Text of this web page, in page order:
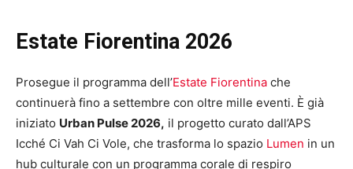
Estate Fiorentina 2026
Prosegue il programma dell’Estate Fiorentina che
continuerà fino a settembre con oltre mille eventi. È già
iniziato Urban Pulse 2026, il progetto curato dall’APS
Icché Ci Vah Ci Vole, che trasforma lo spazio Lumen in un
hub culturale con un programma corale di respiro